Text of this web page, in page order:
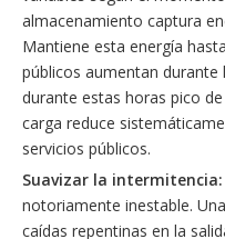
almacenamiento captura
Mantiene esta energía
públicos aumentan durante
durante estas horas pico
carga reduce
servicios públicos.
Suavizar la intermitencia:
notoriamente inestable.
caídas repentinas en la